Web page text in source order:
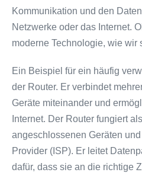
Kommunikation und den
Netzwerke oder das Internet.
moderne Technologie, wie wir
Ein Beispiel für ein häufig
der Router. Er verbindet
Geräte miteinander und
Internet. Der Router fungiert
angeschlossenen Geräten
Provider (ISP). Er leitet
dafür, dass sie an die richtige